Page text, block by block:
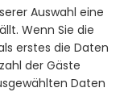
Auswahl eine
Wenn Sie die
erstes die Daten
der Gäste
Daten